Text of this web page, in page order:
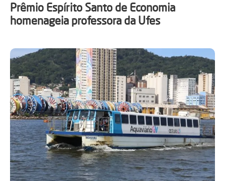
Prêmio Espírito Santo de Economia
homenageia professora da Ufes